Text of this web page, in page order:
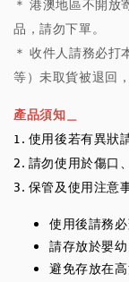
＊ 港澳地區不開
品，請勿下單。
＊ 收件人請務必
等）未取貨被退回
產品須知＿
1. 使用後若有異狀
2. 請勿使用於傷口
3. 保管及使用注意
使用後請務必
請存放於嬰
避免存放在